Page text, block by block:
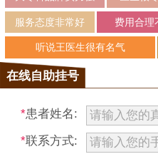
服务态度非常好 费用合理
听说王医生很有名气
在线自助挂号
*患者姓名:
*联系方式: